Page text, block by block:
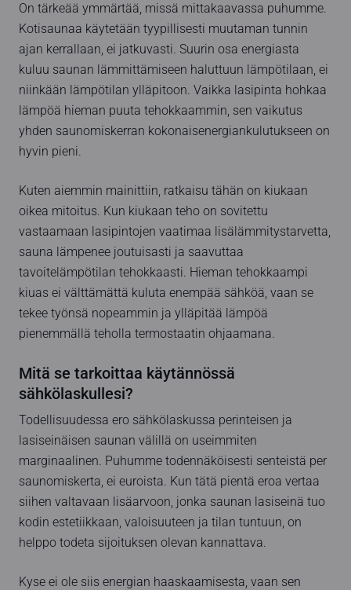
On tärkeää ymmärtää, missä mittakaavassa puhumme.
Kotisaunaa käytetään tyypillisesti muutaman tunnin
ajan kerrallaan, ei jatkuvasti. Suurin osa energiasta
kuluu saunan lämmittämiseen haluttuun lämpötilaan, ei
niinkään lämpötilan ylläpitoon. Vaikka lasipinta hohkaa
lämpöä hieman puuta tehokkaammin, sen vaikutus
yhden saunomiskerran kokonaisenergiankulutukseen on
hyvin pieni.
Kuten aiemmin mainittiin, ratkaisu tähän on kiukaan
oikea mitoitus. Kun kiukaan teho on sovitettu
vastaamaan lasipintojen vaatimaa lisälämmitystarvetta,
sauna lämpenee joutuisasti ja saavuttaa
tavoitelämpötilan tehokkaasti. Hieman tehokkaampi
kiuas ei välttämättä kuluta enempää sähköä, vaan se
tekee työnsä nopeammin ja ylläpitää lämpöä
pienemmällä teholla termostaatin ohjaamana.
Mitä se tarkoittaa käytännössä
sähkölaskullesi?
Todellisuudessa ero sähkölaskussa perinteisen ja
lasiseinäisen saunan välillä on useimmiten
marginaalinen. Puhumme todennäköisesti senteistä per
saunomiskerta, ei euroista. Kun tätä pientä eroa vertaa
siihen valtavaan lisäarvoon, jonka saunan lasiseinä tuo
kodin estetiikkaan, valoisuuteen ja tilan tuntuun, on
helppo todeta sijoituksen olevan kannattava.
Kyse ei ole siis energian haaskaamisesta, vaan sen